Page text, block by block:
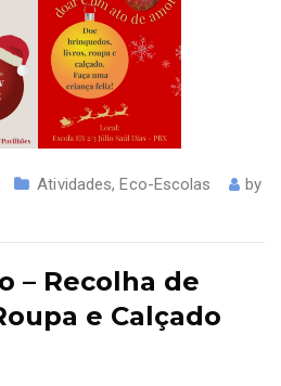
Atividades,Eco-Escolas
by
– Recolha de
e Calçado